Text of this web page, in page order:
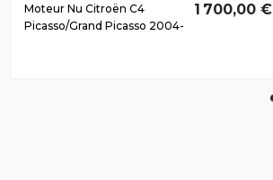
Moteur Nu Citroën C4
Picasso/Grand Picasso 2004-
1 700,00 €